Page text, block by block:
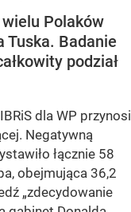
Polaków
Tuska. Badanie
podział
dla WP przynosi
Negatywną
łącznie 58
obejmująca 36,2
„zdecydowanie